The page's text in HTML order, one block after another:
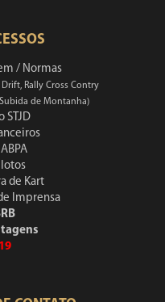
/ Normas
Rally Cross Contry
de Montanha)
STJD
de Kart
Imprensa